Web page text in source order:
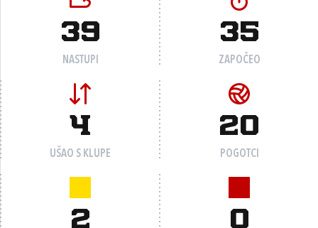
39
NASTUPI
35
ZAPOČEO
4
UŠAO S KLUPE
20
POGOTCI
2 0